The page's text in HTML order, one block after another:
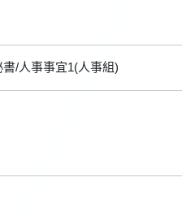
/人事事宜1(人事組)